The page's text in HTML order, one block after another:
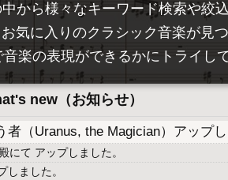
から様々なキーワード検索や絞
気に入りのクラシック音楽が見
楽の表現ができるかにトライし
new（お知らせ）
（Uranus, the Magician）アップ
にて アップしました。
ました。